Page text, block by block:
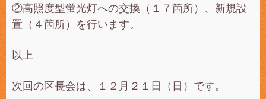
②高照度型蛍光灯への交換（１７箇所）、新規設
置（４箇所）を行います。
以上
次回の区長会は、１２月２１日（日）です。